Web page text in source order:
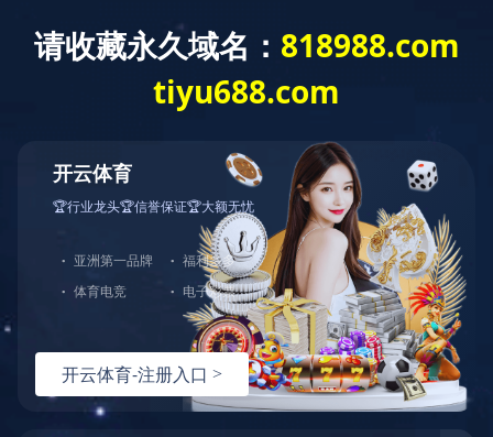
星空网页版 产品中
首页>工程案例 > 中
工程案例
Engineering case